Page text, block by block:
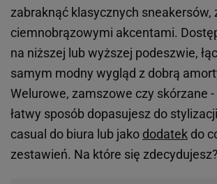
zabraknąć klasycznych sneakersów,
ciemnobrązowymi akcentami.
na niższej lub wyższej podeszwie,
samym modny wygląd z dobrą
Welurowe, zamszowe czy skórzane
łatwy sposób dopasujesz do
casual do biura lub jako dodatek do
zestawień. Na które się zdecydujesz?